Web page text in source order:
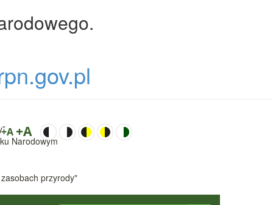
Narodowym
przyrody"
+A +A